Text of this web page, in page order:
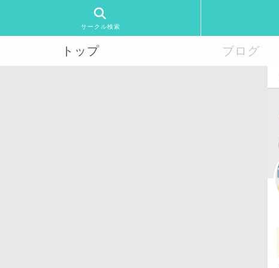
サークル検索
トップ ブログ